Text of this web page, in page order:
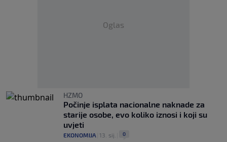
Oglas
HZMO
Počinje isplata nacionalne naknade za
starije osobe, evo koliko iznosi i koji su
uvjeti
EKONOMIJA 13. sij. 0